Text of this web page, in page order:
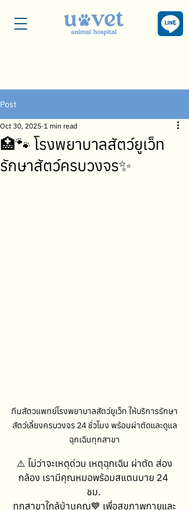
Post
🏥🐾 โรงพยาบาลสัตว์ยูเว็ท
รักษาสัตว์ครบวงจร✨
Oct 30, 2025 1 min read
ทีมสัตวแพทย์โรงพยาบาลสัตว์ยูเว็ท ให้บริการรักษา
สัตว์เลี้ยงครบวงจร 24 ชั่วโมง พร้อมผ่าตัดและดูแล
ฉุกเฉินทุกสาขา
⚠️ ไม่ว่าจะเหตุด่วน เหตุฉุกเฉิน ผ่าตัด ส่อง
กล้อง เรามีคุณหมอพร้อมสแตนบาย 24
ชม.
ทุกสาขาใกล้บ้านคุณ💙 เพื่อสุขภาพกายและ